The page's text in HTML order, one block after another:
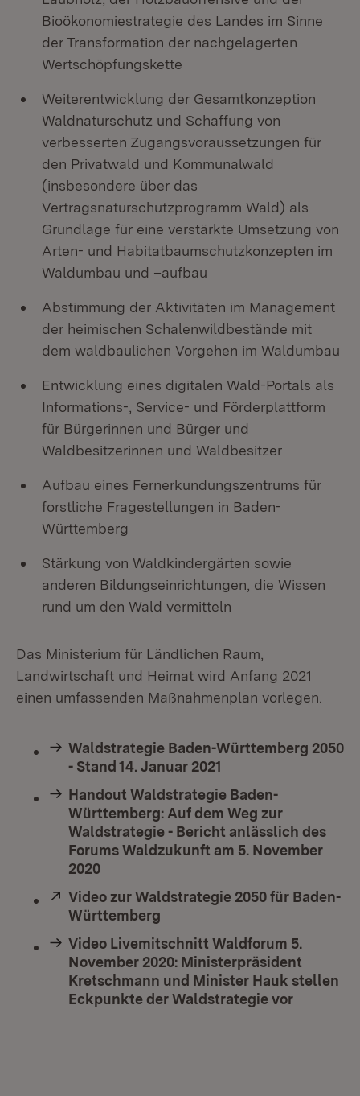
Bioökonomiestrategie des Landes im Sinne
der Transformation der nachgelagerten
Wertschöpfungskette
Weiterentwicklung der Gesamtkonzeption
Waldnaturschutz und Schaffung von
verbesserten Zugangsvoraussetzungen für
den Privatwald und Kommunalwald
(insbesondere über das
Vertragsnaturschutzprogramm Wald) als
Grundlage für eine verstärkte Umsetzung von
Arten- und Habitatbaumschutzkonzepten im
Waldumbau und –aufbau
Abstimmung der Aktivitäten im Management
der heimischen Schalenwildbestände mit
dem waldbaulichen Vorgehen im Waldumbau
Entwicklung eines digitalen Wald-Portals als
Informations-, Service- und Förderplattform
für Bürgerinnen und Bürger und
Waldbesitzerinnen und Waldbesitzer
Aufbau eines Fernerkundungszentrums für
forstliche Fragestellungen in Baden-
Württemberg
Stärkung von Waldkindergärten sowie
anderen Bildungseinrichtungen, die Wissen
rund um den Wald vermitteln
Das Ministerium für Ländlichen Raum,
Landwirtschaft und Heimat wird Anfang 2021
einen umfassenden Maßnahmenplan vorlegen.
Waldstrategie Baden-Württemberg 2050
- Stand 14. Januar 2021
Handout Waldstrategie Baden-
Württemberg: Auf dem Weg zur
Waldstrategie - Bericht anlässlich des
Forums Waldzukunft am 5. November
2020
Extern:
Video zur Waldstrategie 2050 für Baden-
Württemberg
Video Livemitschnitt Waldforum 5.
November 2020: Ministerpräsident
Kretschmann und Minister Hauk stellen
Eckpunkte der Waldstrategie vor